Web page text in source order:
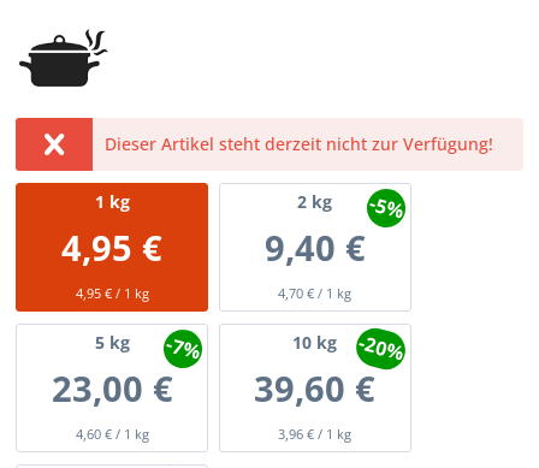
Dieser Artikel steht derzeit nicht zur Verfügung!
1 kg
4,95 €
4,95 € / 1 kg
2 kg
9,40 €
4,70 € / 1 kg
-5%
5kg
23,00 €
4,60 € / 1 kg
-7% 10 kg
39,60 €
3,96 € / 1 kg
-20%